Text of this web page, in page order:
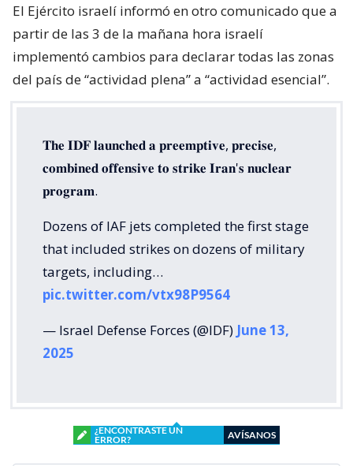
El Ejército israelí informó en otro comunicado que a
partir de las 3 de la mañana hora israelí
implementó cambios para declarar todas las zonas
del país de “actividad plena” a “actividad esencial”.
𝐓𝐡𝐞 𝐈𝐃𝐅 𝐥𝐚𝐮𝐧𝐜𝐡𝐞𝐝 𝐚 𝐩𝐫𝐞𝐞𝐦𝐩𝐭𝐢𝐯𝐞, 𝐩𝐫𝐞𝐜𝐢𝐬𝐞,
𝐜𝐨𝐦𝐛𝐢𝐧𝐞𝐝 𝐨𝐟𝐟𝐞𝐧𝐬𝐢𝐯𝐞 𝐭𝐨 𝐬𝐭𝐫𝐢𝐤𝐞 𝐈𝐫𝐚𝐧'𝐬 𝐧𝐮𝐜𝐥𝐞𝐚𝐫
𝐩𝐫𝐨𝐠𝐫𝐚𝐦.
Dozens of IAF jets completed the first stage
that included strikes on dozens of military
targets, including…
pic.twitter.com/vtx98P9564
— Israel Defense Forces (@IDF) June 13,
2025
¿ENCONTRASTE UN
ERROR?
AVÍSANOS